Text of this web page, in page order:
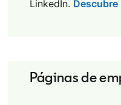
LinkedIn.
Páginas de